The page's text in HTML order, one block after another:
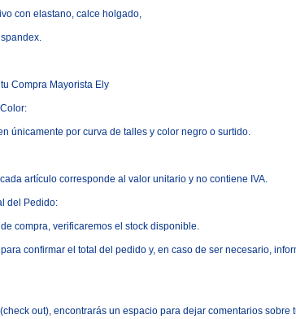
con elastano, calce holgado,
Compra Mayorista Ely
únicamente por curva de talles y color negro o surtido.
artículo corresponde al valor unitario y no contiene IVA.
del Pedido:
compra, verificaremos el stock disponible.
confirmar el total del pedido y, en caso de ser necesario,
(check out), encontrarás un espacio para dejar comentarios sobre